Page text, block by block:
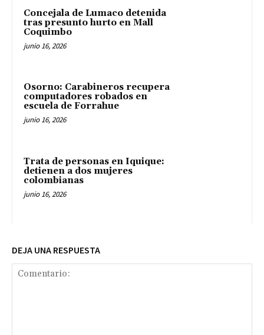
Concejala de Lumaco detenida
tras presunto hurto en Mall
Coquimbo
junio 16, 2026
Osorno: Carabineros recupera
computadores robados en
escuela de Forrahue
junio 16, 2026
Trata de personas en Iquique:
detienen a dos mujeres
colombianas
junio 16, 2026
DEJA UNA RESPUESTA